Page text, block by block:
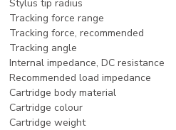
Stylus tip radius
Tracking force range
Tracking force, recommended
Tracking angle
Internal impedance, DC resistance
Recommended load impedance
Cartridge body material
Cartridge colour
Cartridge weight